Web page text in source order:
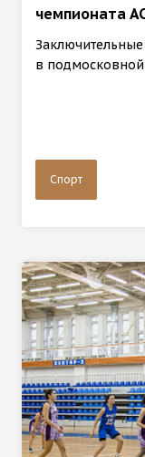
чемпионата
в
Спорт